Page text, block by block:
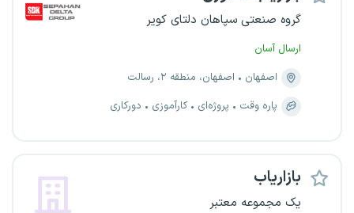
گروه صنعتی سپاهان دلتای کویر
ارسال آسان
اصفهان
اصفهان، منطقه ۲، رسالت
پاره وقت
پروژه‌ای کارآموزی دورکاری
بازاریاب
یک مجموعه معتبر